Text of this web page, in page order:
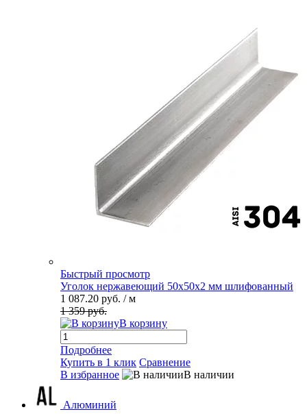
Быстрый просмотр
Уголок нержавеющий 50х50х2 мм шлифованный
1 087.20 руб. / м
1 359 руб.
В корзину
Подробнее
Купить в 1 клик Сравнение
В избранное
В наличии
Алюминий